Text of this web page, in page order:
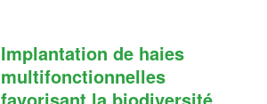
Implantation de haies
multifonctionnelles